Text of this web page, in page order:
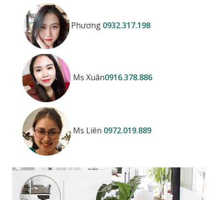
Phương 0932.317.198
Ms Xuân0916.378.886
Ms Liên 0972.019.889